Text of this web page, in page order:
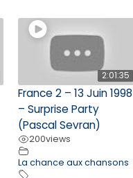
2:01:35
France 2 – 13 Juin 1998
– Surprise Party
(Pascal Sevran)
200views
La chance aux chansons